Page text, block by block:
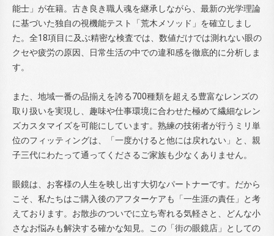
能士」が在籍。古き良き職人魂を継承しながら、最新の光学理論
に基づいた独自の視機能テスト「荒木メソッド」を確立しまし
た。全18項目に及ぶ精密な検査では、数値だけでは測れない眼の
クセや疲労の原因、日常生活の中での違和感を徹底的に分析しま
す。
また、地域一番の品揃えを誇る700種類を超える豊富なレンズの
取り扱いを実現し、趣味や仕事環境に合わせた極めて繊細なレン
ズカスタマイズを可能にしています。熟練の技術者が行うミリ単
位のフィッティングは、「一度かけると他には戻れない」と、親
子三代にわたって通ってくださるご家族も少なくありません。
眼鏡は、お客様の人生を映し出す大切なパートナーです。だから
こそ、私たちはご購入後のアフターケアも「一生涯の責任」と考
えております。お散歩のついでに立ち寄れる気軽さと、どんな小
さなお悩みも解決する確かな知見。この「街の眼鏡店」としての